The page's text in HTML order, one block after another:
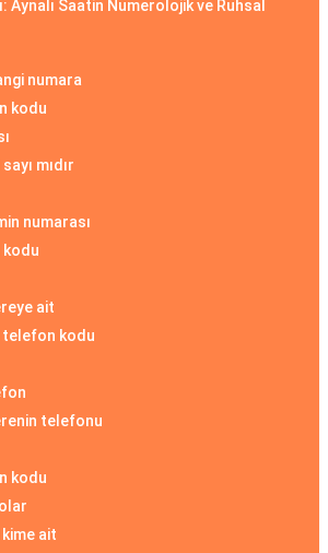
Aynalı Saatin Numerolojik ve Ruhsal
numara
kodu
mıdır
numarası
kodu
ait
telefon kodu
telefonu
kodu
ait